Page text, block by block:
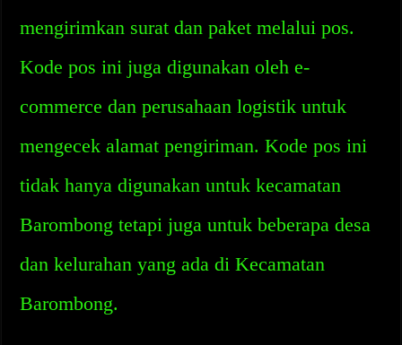
mengirimkan surat dan paket melalui pos.
Kode pos ini juga digunakan oleh e-
commerce dan perusahaan logistik untuk
mengecek alamat pengiriman. Kode pos ini
tidak hanya digunakan untuk kecamatan
Barombong tetapi juga untuk beberapa desa
dan kelurahan yang ada di Kecamatan
Barombong.